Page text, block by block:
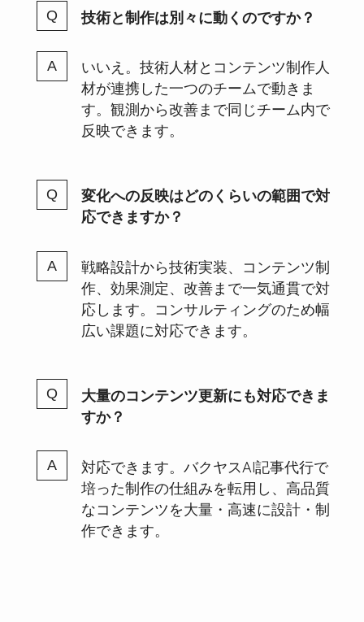
技術と制作は別々に動くのですか？
いいえ。技術人材とコンテンツ制作人
材が連携した一つのチームで動きま
す。観測から改善まで同じチーム内で
反映できます。
変化への反映はどのくらいの範囲で対
応できますか？
戦略設計から技術実装、コンテンツ制
作、効果測定、改善まで一気通貫で対
応します。コンサルティングのため幅
広い課題に対応できます。
大量のコンテンツ更新にも対応できま
すか？
対応できます。バクヤスAI記事代行で
培った制作の仕組みを転用し、高品質
なコンテンツを大量・高速に設計・制
作できます。